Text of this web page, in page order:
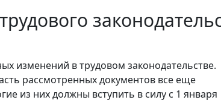
изменений в трудовом законодательстве.
рассмотренных документов все еще
из них должны вступить в силу с 1 января